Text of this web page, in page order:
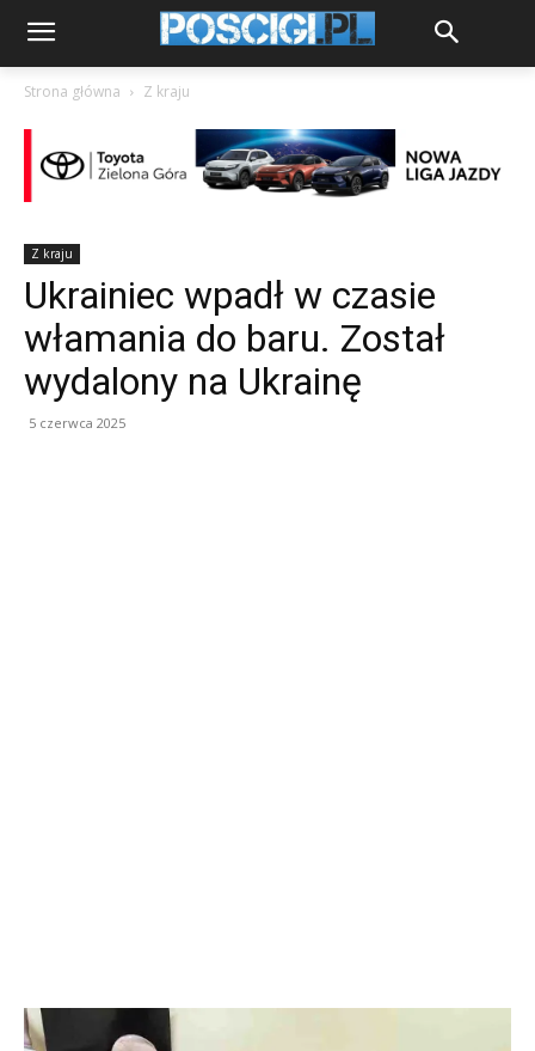
Strona główna Z kraju
Z kraju
Ukrainiec wpadł w czasie
włamania do baru. Został
wydalony na Ukrainę
5 czerwca 2025